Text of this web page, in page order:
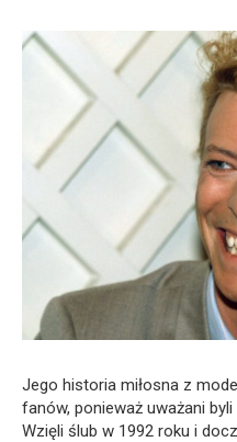
Jego historia miłosna z
fanów, ponieważ uważani
Wzięli ślub w 1992 roku i